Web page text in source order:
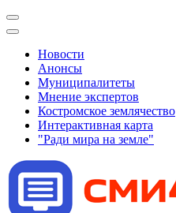
Новости
Анонсы
Муниципалитеты
Мнение экспертов
Костромское землячество
Интерактивная карта
"Ради мира на земле"